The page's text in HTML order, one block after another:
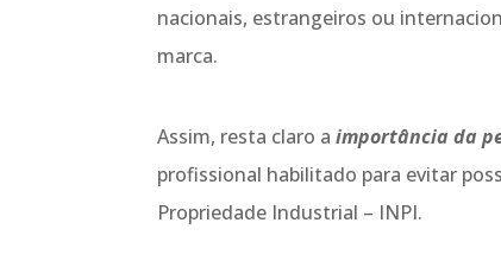
nacionais, estrangeiros ou
marca.
Assim, resta claro a importância da
profissional habilitado para evitar
Propriedade Industrial – INPI.